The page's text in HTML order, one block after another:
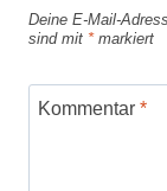
Deine E-Mail-
sind mit *markiert
Kommentar *